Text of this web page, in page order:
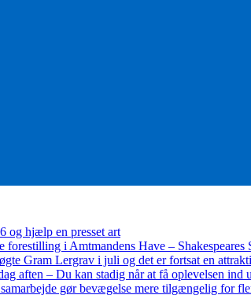
og hjælp en presset art
i Amtmandens Have – Shakespeares
Gram Lergrav i juli og det er fortsat en
aften – Du kan stadig når at få oplevelsen ind
gør bevægelse mere tilgængelig for